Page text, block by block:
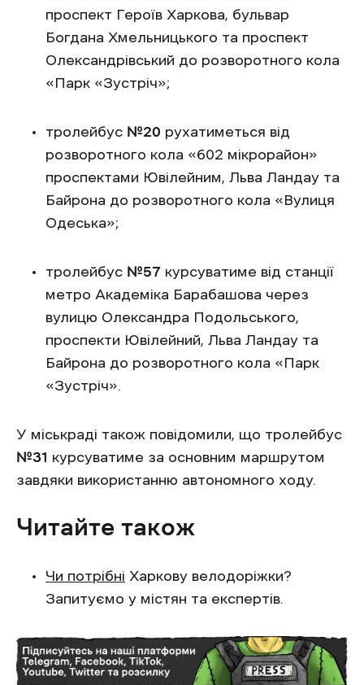
проспект Героїв Харкова, бульвар
Богдана Хмельницького та проспект
Олександрівський до розворотного кола
«Парк «Зустріч»;
тролейбус №20 рухатиметься від
розворотного кола «602 мікрорайон»
проспектами Ювілейним, Льва Ландау та
Байрона до розворотного кола «Вулиця
Одеська»;
тролейбус №57 курсуватиме від станції
метро Академіка Барабашова через
вулицю Олександра Подольського,
проспекти Ювілейний, Льва Ландау та
Байрона до розворотного кола «Парк
«Зустріч».
У міськраді також повідомили, що тролейбус
№31 курсуватиме за основним маршрутом
завдяки використанню автономного ходу.
Читайте також
Чи потрібні Харкову велодоріжки?
Запитуємо у містян та експертів.